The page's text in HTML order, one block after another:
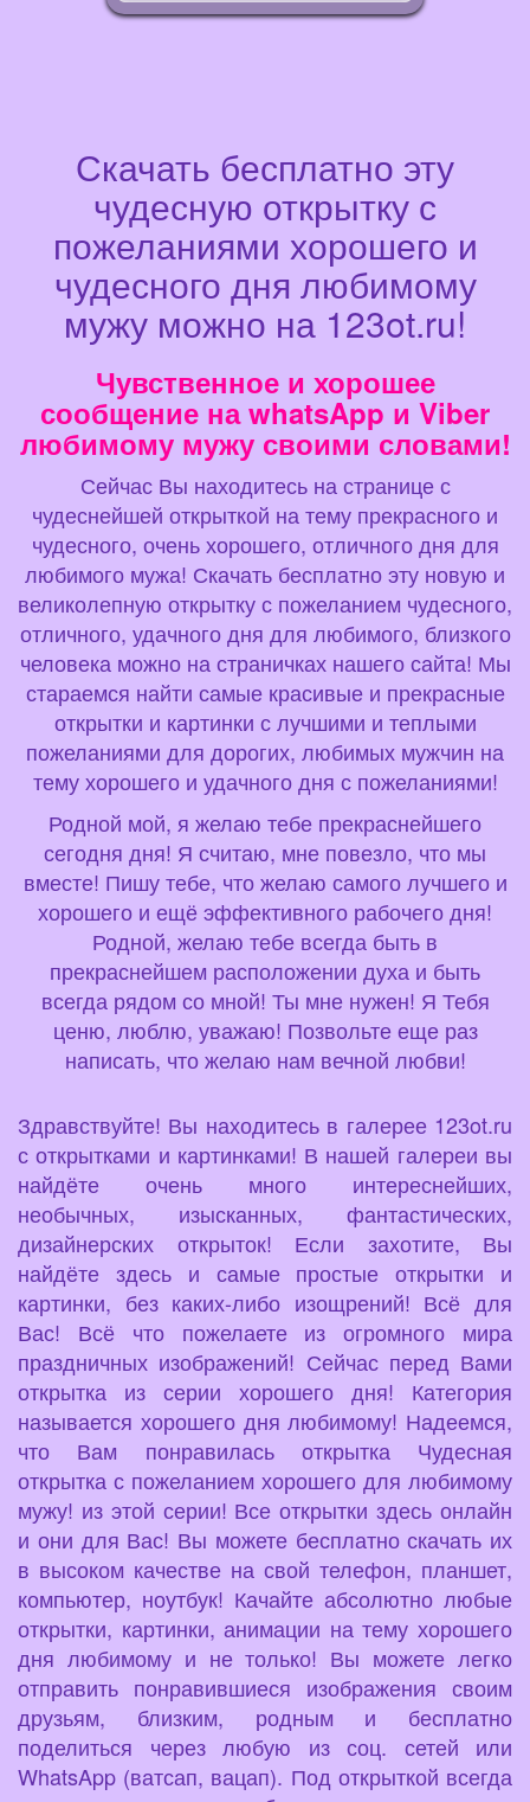
Скачать бесплатно эту
чудесную открытку с
пожеланиями хорошего и
чудесного дня любимому
мужу можно на 123ot.ru!
Чувственное и хорошее
сообщение на whatsApp и Viber
любимому мужу своими словами!
Сейчас Вы находитесь на странице с
чудеснейшей открыткой на тему прекрасного и
чудесного, очень хорошего, отличного дня для
любимого мужа! Скачать бесплатно эту новую и
великолепную открытку с пожеланием чудесного,
отличного, удачного дня для любимого, близкого
человека можно на страничках нашего сайта! Мы
стараемся найти самые красивые и прекрасные
открытки и картинки с лучшими и теплыми
пожеланиями для дорогих, любимых мужчин на
тему хорошего и удачного дня с пожеланиями!
Родной мой, я желаю тебе прекраснейшего
сегодня дня! Я считаю, мне повезло, что мы
вместе! Пишу тебе, что желаю самого лучшего и
хорошего и ещё эффективного рабочего дня!
Родной, желаю тебе всегда быть в
прекраснейшем расположении духа и быть
всегда рядом со мной! Ты мне нужен! Я Тебя
ценю, люблю, уважаю! Позвольте еще раз
написать, что желаю нам вечной любви!
Здравствуйте! Вы находитесь в галерее 123ot.ru
с открытками и картинками! В нашей галереи вы
найдёте очень много интереснейших,
необычных, изысканных, фантастических,
дизайнерских открыток! Если захотите, Вы
найдёте здесь и самые простые открытки и
картинки, без каких-либо изощрений! Всё для
Вас! Всё что пожелаете из огромного мира
праздничных изображений! Сейчас перед Вами
открытка из серии хорошего дня! Категория
называется хорошего дня любимому! Надеемся,
что Вам понравилась открытка Чудесная
открытка с пожеланием хорошего для любимому
мужу! из этой серии! Все открытки здесь онлайн
и они для Вас! Вы можете бесплатно скачать их
в высоком качестве на свой телефон, планшет,
компьютер, ноутбук! Качайте абсолютно любые
открытки, картинки, анимации на тему хорошего
дня любимому и не только! Вы можете легко
отправить понравившиеся изображения своим
друзьям, близким, родным и бесплатно
поделиться через любую из соц. сетей или
WhatsApp (ватсап, вацап). Под открыткой всегда